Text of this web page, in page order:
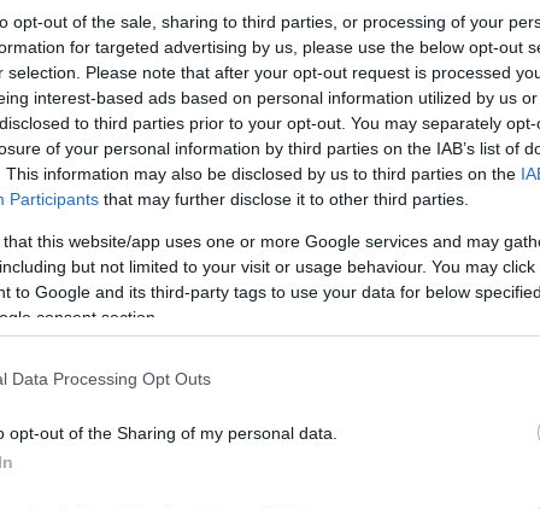
opt-out of the sale, sharing to third parties, or processing of your
for targeted advertising by us, please use the below opt-out
selection. Please note that after your opt-out request is processed
interest-based ads based on personal information utilized by us
to third parties prior to your opt-out. You may separately
of your personal information by third parties on the IAB’s list of
This information may also be disclosed by us to third parties on the
Participants that may further disclose it to other third parties.
that this website/app uses one or more Google services and may
but not limited to your visit or usage behaviour. You may
to Google and its third-party tags to use your data for below
consent section.
Data Processing Opt Outs
opt-out of the Sharing of my personal data.
φυσικού αερίου στην
τις προοπτικές
της ΕΕ από τη Ρωσία
για άλλες γεωτρήσεις
1
ετοιμότητα η Αθήνα
Χαν»
να ανακοινώσει ο Τούρκος πρόεδρος σε ποιο
θα «τρυπήσει» το τουρκικό πλωτό γεωτρύπανο
6